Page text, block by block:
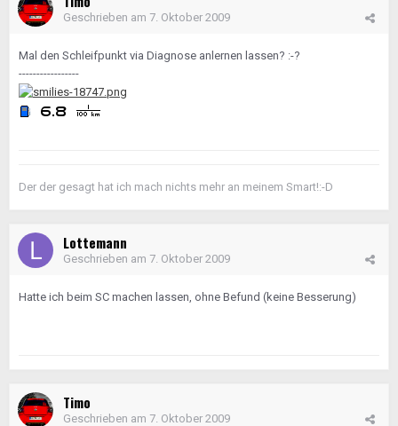
Geschrieben am 7. Oktober 2009
Mal den Schleifpunkt via Diagnose anlernen lassen? :-?
-----------------
Der der gesagt hat ich mach nichts mehr an meinem Smart!:-D
Lottemann
Geschrieben am 7. Oktober 2009
Hatte ich beim SC machen lassen, ohne Befund (keine Besserung)
Timo
Geschrieben am 7. Oktober 2009